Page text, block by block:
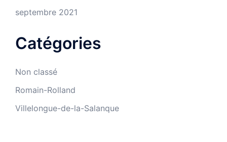
septembre 2021
Catégories
Non classé
Romain-Rolland
Villelongue-de-la-Salanque